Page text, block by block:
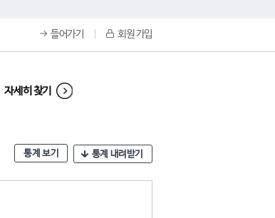
들어가기 회원 가입
자세히 찾기
통계 보기 통계 내려받기